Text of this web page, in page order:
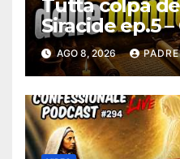
Tutta colpa
Siracide ep.5
Bibbia
AGO 8, 2026